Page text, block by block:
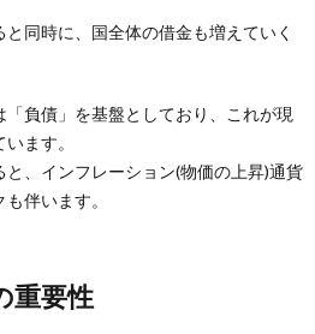
同時に、国全体の借金も増えていく
負債」を基盤としており、これが現
ます。
、インフレーション(物価の上昇)通貨
伴います。
重要性